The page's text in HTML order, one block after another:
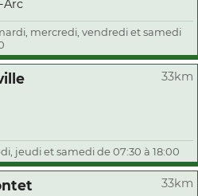
Arc
mercredi, vendredi et samedi
33km
jeudi et samedi de 07:30 à 18:00
33km